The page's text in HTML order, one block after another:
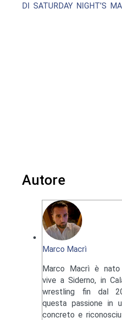
DI SATURDAY NIGHT’S
Autore
Marco Macrì
Marco Macrì è
vive a Siderno, in
wrestling fin dal
questa passione in
concreto e